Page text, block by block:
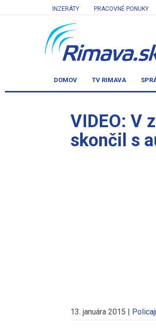
INZERÁTY PRACOVNÉ PONUKY
DOMOV TV RIMAVA
VIDEO: V
skončil s
13. januára 2015 |